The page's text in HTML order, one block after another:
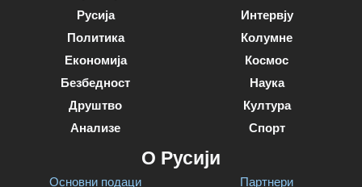
Русија
Политика
Економија
Безбедност
Друштво
Анализе
Интервју
Колумне
Космос
Наука
Култура
Спорт
О Русији
Основни подаци Партнери